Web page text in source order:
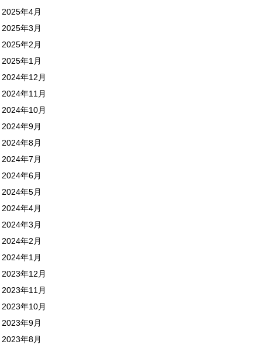
2025年4月
2025年3月
2025年2月
2025年1月
2024年12月
2024年11月
2024年10月
2024年9月
2024年8月
2024年7月
2024年6月
2024年5月
2024年4月
2024年3月
2024年2月
2024年1月
2023年12月
2023年11月
2023年10月
2023年9月
2023年8月